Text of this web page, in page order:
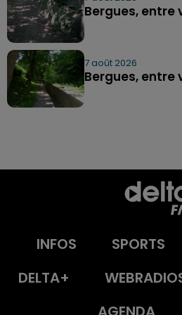
Bergues,
7 août 2026
Bergues,
INFOS SPORTS
DELTA+